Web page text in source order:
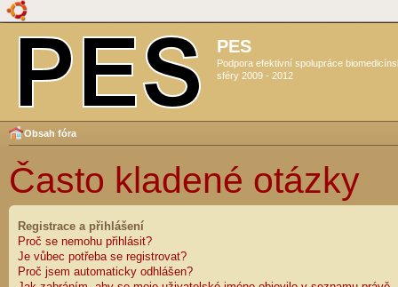
PES
Podpora efektivní spolupráce
sféry 2009 - 2012
Obsah fóra
Často kladené otázky
Registrace a přihlášení
Proč se nemohu přihlásit?
Je vůbec potřeba se registrovat?
Proč jsem automaticky odhlášen?